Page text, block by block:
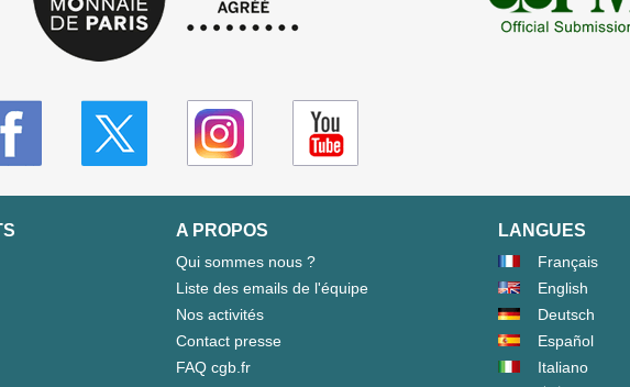
A PROPOS
Qui sommes nous ?
Liste des emails de l'équipe
Nos activités
Contact presse
FAQ cgb.fr
LANGUES
Français
English
Deutsch
Español
Italiano